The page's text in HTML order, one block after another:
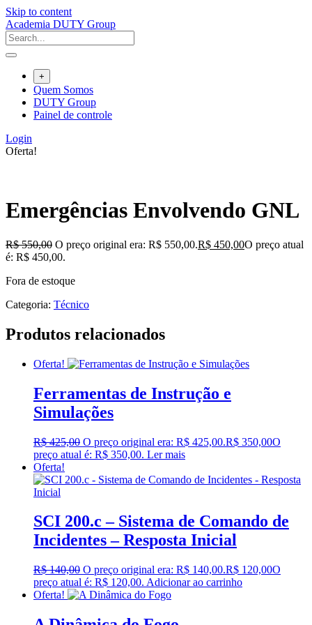
Skip to content
Academia DUTY Group
+
Quem Somos
DUTY Group
Painel de controle
Login
Oferta!
Emergências Envolvendo GNL
R$550,00 O preço original era: R$ 550,00.R$ 450,00O preço atual
é: R$ 450,00.
Fora de estoque
Categoria: Técnico
Produtos relacionados
Oferta!
Ferramentas de Instrução e
Simulações
R$425,00 O preço original era: R$ 425,00.R$ 350,00O
preço atual é: R$ 350,00. Ler mais
Oferta!
SCI 200.c – Sistema de Comando de
Incidentes – Resposta Inicial
R$140,00 O preço original era: R$ 140,00.R$ 120,00O
preço atual é: R$ 120,00. Adicionar ao carrinho
Oferta!